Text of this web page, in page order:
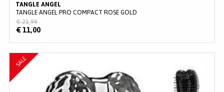
TANGLE ANGEL
TANGLE ANGEL PRO COMPACT ROSE GOLD
€ 11,00
€ 21,99
SALE